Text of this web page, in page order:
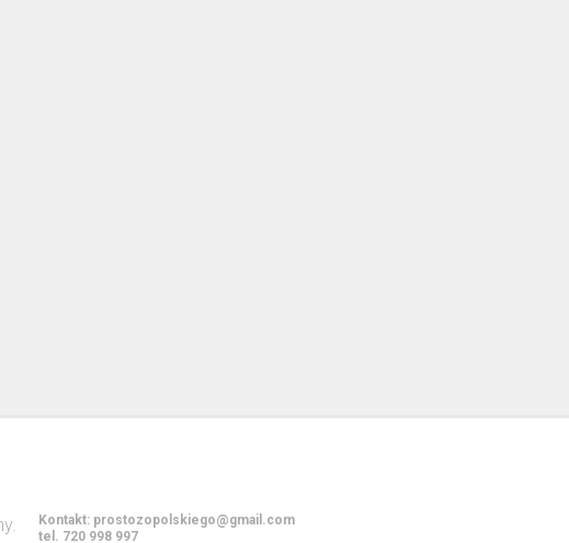
Kontakt: prostozopolskiego@gmail.com
tel. 720 998 997